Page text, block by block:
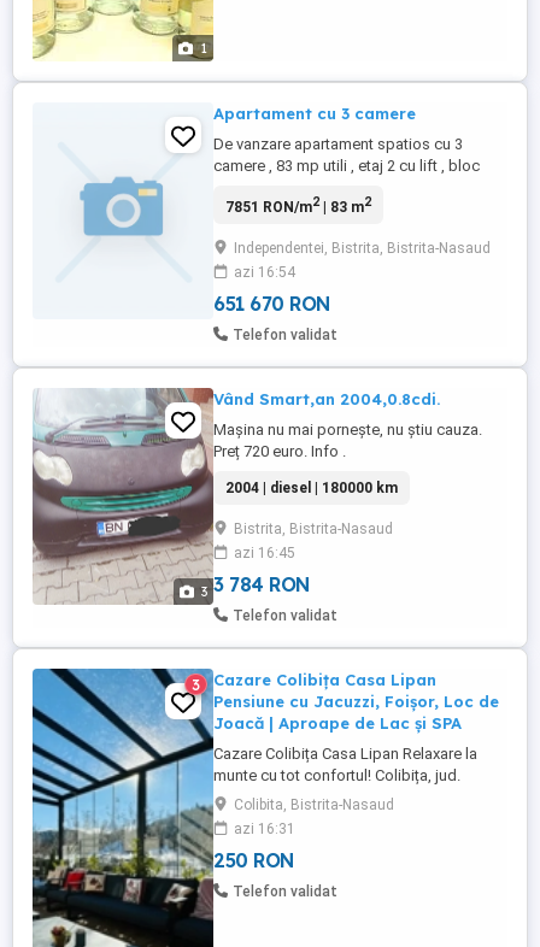
1
Apartament cu 3 camere
De vanzare apartament spatios cu 3
camere , 83 mp utili , etaj 2 cu lift , bloc
Kaufland Apartament spatios , bine
zileie , calduros , asigura cheltuieli mici la
intretinere Apartamentul se vinde mobilat
si ...
7851 RON/m2| 83 m2
Independentei, Bistrita, Bistrita-Nasaud
azi 16:54
651 670 RON
Telefon validat
3
Vând Smart,an 2004,0.8cdi.
Mașina nu mai pornește, nu știu cauza.
Preț 720 euro. Info .
2004 | diesel | 180000 km
Bistrita, Bistrita-Nasaud
azi 16:45
3 784 RON
Telefon validat
3
Cazare Colibița Casa Lipan
Pensiune cu Jacuzzi, Foișor, Loc de
Joacă | Aproape de Lac și SPA
Cazare Colibița Casa Lipan Relaxare la
munte cu tot confortul! Colibița, jud.
Bistrița-Năsăud în inima naturii, aproape
de lac, pădure și centrul SPA! Bine ați venit
la Cazare Colibița Casa Lipan locul ideal
pentru familii, grupuri de prieteni sau
cupluri care vor să evadeze în natură fără
Colibita, Bistrita-Nasaud
azi 16:31
250 RON
Telefon validat